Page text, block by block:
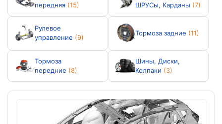
передняя (15)
ШРУСы, Карданы (7)
Рулевое
управление (9)
Тормоза задние (11)
Тормоза
передние (8)
Шины, Диски,
Колпаки (3)